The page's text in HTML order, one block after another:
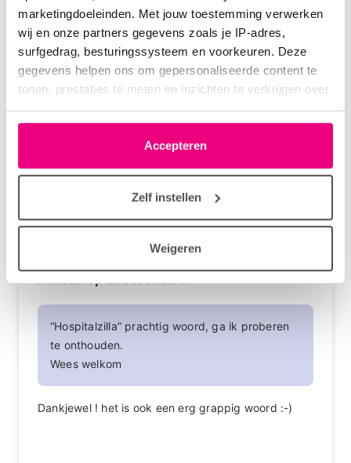
marketingdoeleinden. Met jouw toestemming verwerken
wij en onze partners gegevens zoals je IP-adres,
surfgedrag, besturingssysteem en voorkeuren. Deze
gegevens helpen ons om gepersonaliseerde content te
tonen, prestaties te meten en inzichten te verkrijgen over
moment wijzigen of intrekken via het cookie-icoontje
linksonder elke pagina. De lijst met partners is te vinden
in het tabblad “details”.
Accepteren
Zelf instellen
Weigeren
doosschuiver 13-12-2024 om 11:03 uur
“Hospitalzilla” prachtig woord, ga ik proberen te
Wees welkom
13-12-2024 om 11:46 uur
“Hospitalzilla” prachtig woord, ga ik proberen
te onthouden.
Wees welkom
Dankjewel ! het is ook een erg grappig woord :-)